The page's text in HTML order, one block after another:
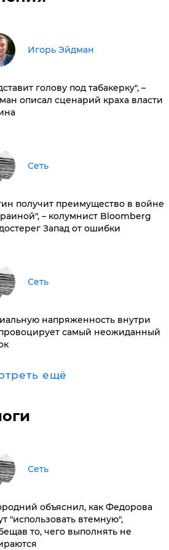
Игорь Эйдман
голову под табакерку", –
описал сценарий краха власти
Сеть
получит преимущество в войне
– колумнист Bloomberg
Запад от ошибки
Сеть
напряженность внутри
самый неожиданный
ещё
Сеть
объяснил, как Федорова
"использовать втемную",
то, чего выполнять не